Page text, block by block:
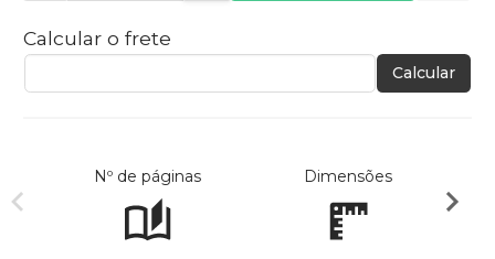
Calcular o frete
Calcular
Nº de páginas Dimensões